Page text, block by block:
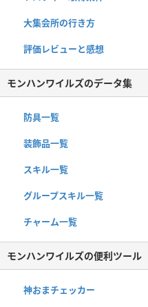
大集会所の行き方
評価レビューと感想
モンハンワイルズのデータ集
防具一覧
装飾品一覧
スキル一覧
グループスキル一覧
チャーム一覧
モンハンワイルズの便利ツール
神おまチェッカー